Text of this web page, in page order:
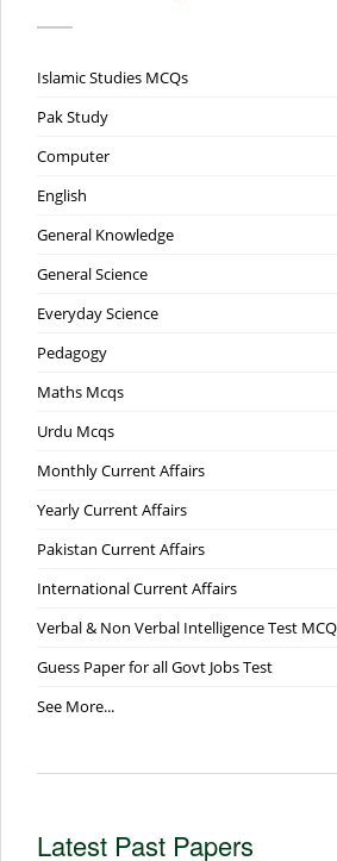
Islamic Studies MCQs
Pak Study
Computer
English
General Knowledge
General Science
Everyday Science
Pedagogy
Maths Mcqs
Urdu Mcqs
Monthly Current Affairs
Yearly Current Affairs
Pakistan Current Affairs
International Current Affairs
Verbal & Non Verbal Intelligence Test
Guess Paper for all Govt Jobs Test
See More...
Latest Past Papers